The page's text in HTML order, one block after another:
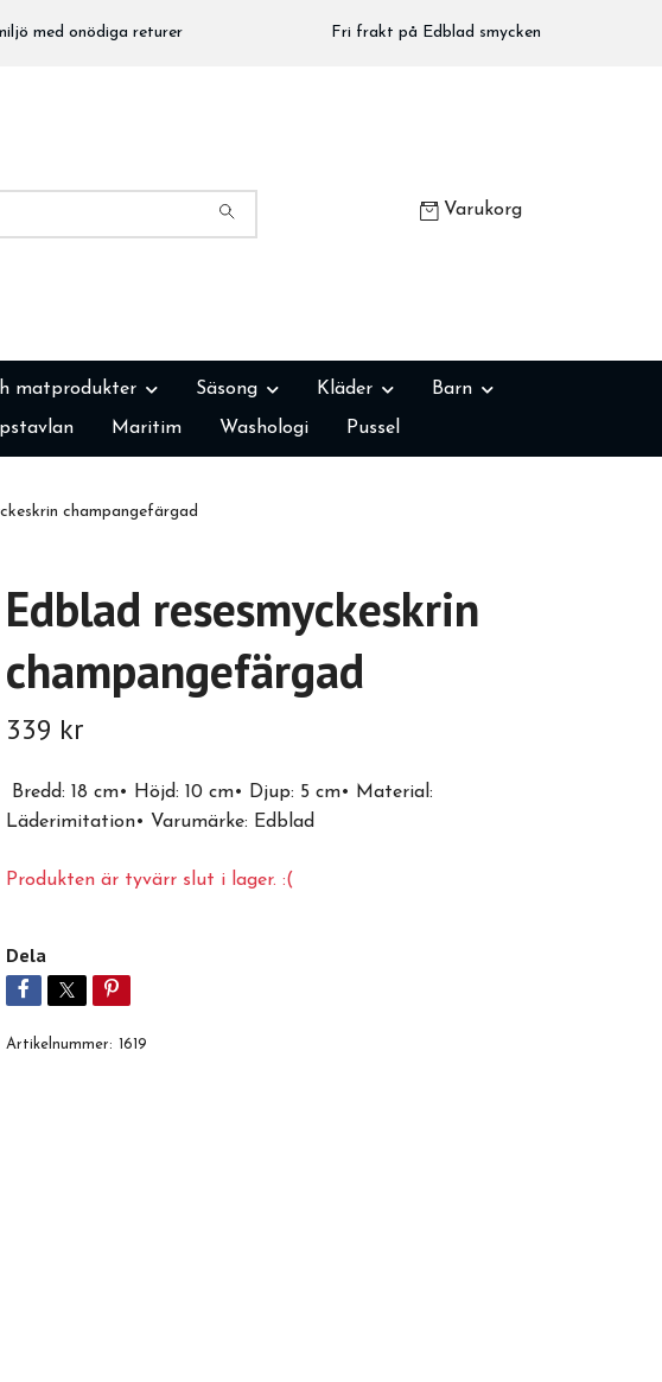
med onödiga returer Fri frakt på Edblad smycken
Varukorg
matprodukter Säsong Kläder Barn
Maritim Washologi Pussel
champangefärgad
Edblad resesmyckeskrin
champangefärgad
339 kr
Bredd: 18 cm• Höjd: 10 cm• Djup: 5 cm• Material:
Läderimitation• Varumärke: Edblad
Produkten är tyvärr slut i lager. :(
Dela
Artikelnummer: 1619